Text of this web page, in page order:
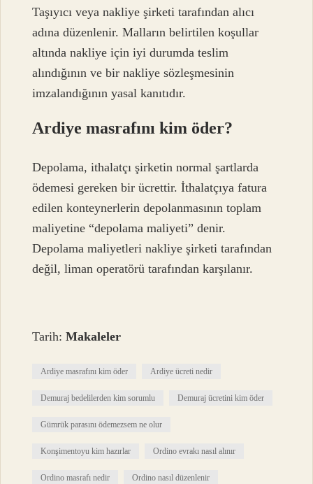
Taşıyıcı veya nakliye şirketi tarafından alıcı
adına düzenlenir. Malların belirtilen koşullar
altında nakliye için iyi durumda teslim
alındığının ve bir nakliye sözleşmesinin
imzalandığının yasal kanıtıdır.
Ardiye masrafını kim öder?
Depolama, ithalatçı şirketin normal şartlarda
ödemesi gereken bir ücrettir. İthalatçıya fatura
edilen konteynerlerin depolanmasının toplam
maliyetine “depolama maliyeti” denir.
Depolama maliyetleri nakliye şirketi tarafından
değil, liman operatörü tarafından karşılanır.
Tarih:Makaleler
Ardiye masrafını kim öder Ardiye ücreti nedir
Demuraj bedelilerden kim sorumlu Demuraj ücretini kim öder
Gümrük parasını ödemezsem ne olur
Konşimentoyu kim hazırlar Ordino evrakı nasıl alınır
Ordino masrafı nedir Ordino nasıl düzenlenir